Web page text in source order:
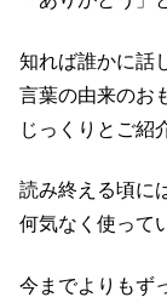
知れば誰かに話
言葉の由来のお
じっくりとご紹
読み終える頃に
何気なく使って
今までよりもず